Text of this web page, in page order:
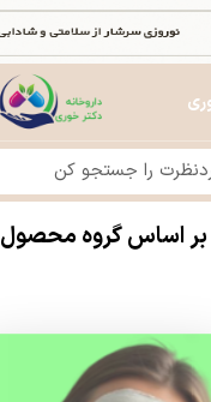
بر اساس گروه محصول